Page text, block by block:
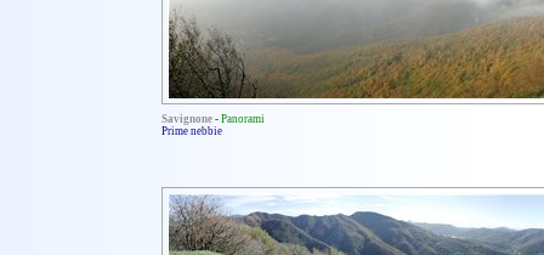
Savignone - Panorami
Prime nebbie